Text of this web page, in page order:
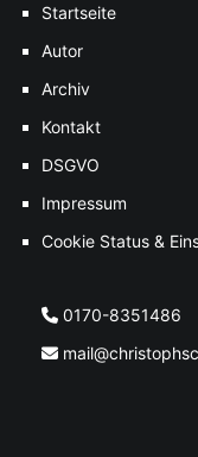
Startseite
Autor
Archiv
Kontakt
DSGVO
Impressum
Cookie Status &
0170-8351486